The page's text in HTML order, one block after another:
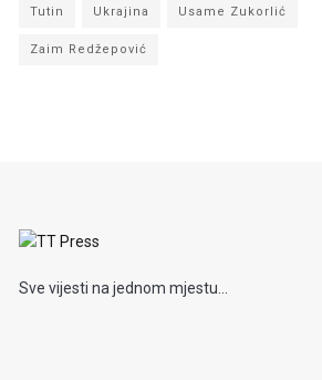
Tutin Ukrajina Usame Zukorlić
Zaim Redžepović
Sve vijesti na jednom mjestu...